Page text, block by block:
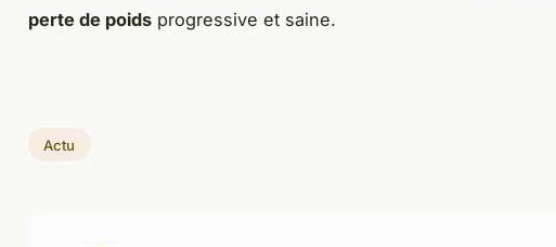
perte de poids progressive et saine.
Actu